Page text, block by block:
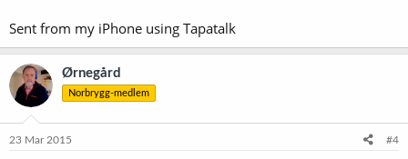
Sent from my iPhone using Tapatalk
Ørnegård
Norbrygg-medlem
23 Mar 2015 #4